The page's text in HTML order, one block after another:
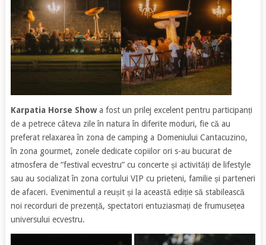
Karpatia Horse Showa fost un prilej excelent pentru participanți
de a petrece câteva zile în natura în diferite moduri, fie că au
preferat relaxarea în zona de camping a Domeniului Cantacuzino,
în zona gourmet, zonele dedicate copiilor ori s-au bucurat de
atmosfera de “festival ecvestru” cu concerte și activități de lifestyle
sau au socializat în zona cortului VIP cu prieteni, familie și parteneri
de afaceri. Evenimentul a reușit și la această ediție să stabilească
noi recorduri de prezență, spectatori entuziasmați de frumusețea
universului ecvestru.